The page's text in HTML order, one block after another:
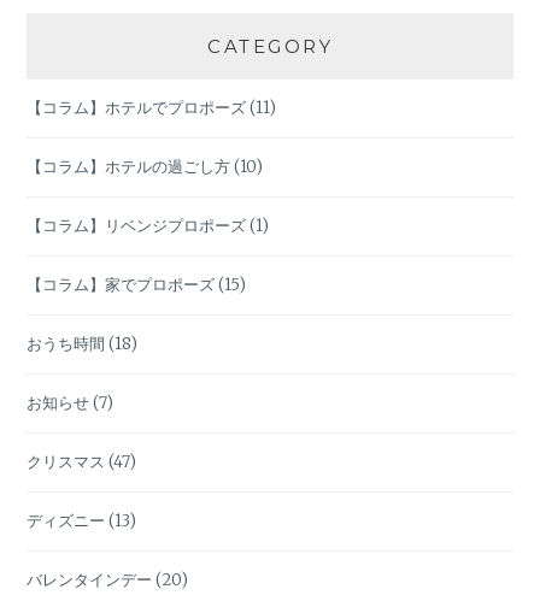
ー
CATEGORY
【コラム】ホテルでプロポーズ(11)
【コラム】ホテルの過ごし方(10)
【コラム】リベンジプロポーズ(1)
【コラム】家でプロポーズ(15)
おうち時間 (18)
お知らせ(7)
クリスマス (47)
ディズニー (13)
バレンタインデー (20)